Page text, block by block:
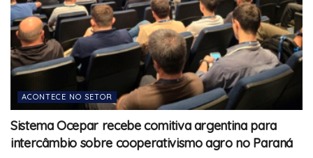
ACONTECE NO SETOR
Sistema Ocepar recebe comitiva argentina para
intercâmbio sobre cooperativismo agro no Paraná